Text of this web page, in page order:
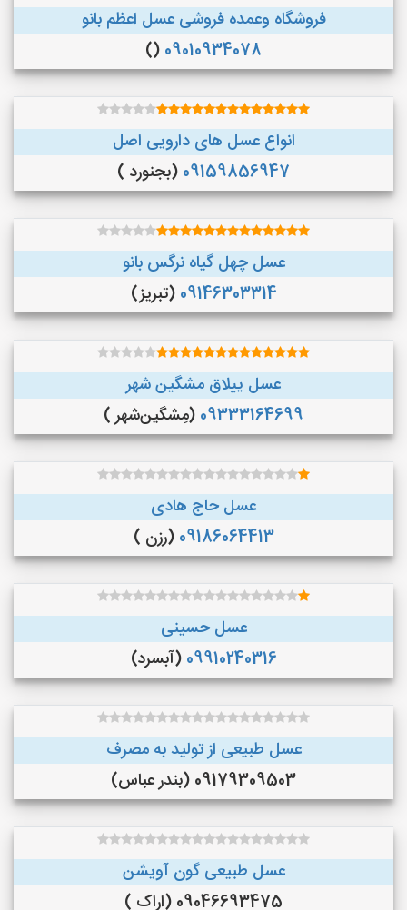
فروشگاه وعمده فروشی عسل اعظم بانو
09010934078
()
انواع عسل های دارویی اصل
09159856947 (بجنورد )
عسل چهل گیاه نرگس بانو
09146303314 (تبریز)
عسل ییلاق مشگین شهر
09333164699 (مِشگین‌شهر )
عسل حاج هادی
09186064413 (رزن )
عسل حسینی
09910240316 (آبسرد)
عسل طبیعی از تولید به مصرف
09179309503 (بندر عباس)
عسل طبیعی گون آویشن
09046693475 (اراک )